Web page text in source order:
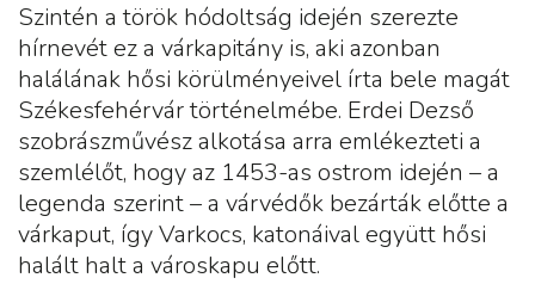
Szintén a török hódoltság idején szerezte
hírnevét ez a várkapitány is, aki azonban
halálának hősi körülményeivel írta bele magát
Székesfehérvár történelmébe. Erdei Dezső
szobrászművész alkotása arra emlékezteti a
szemlélőt, hogy az 1453-as ostrom idején – a
legenda szerint – a várvédők bezárták előtte a
várkaput, így Varkocs, katonáival együtt hősi
halált halt a városkapu előtt.